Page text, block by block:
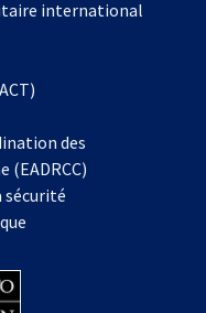
international
dans
nouvel
onglet
des
sécurité